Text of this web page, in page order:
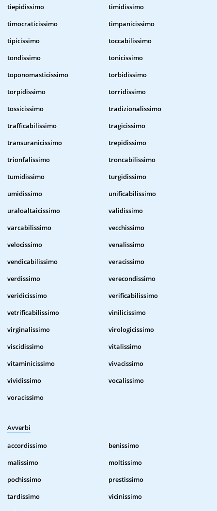
tiepidissimo
timidissimo
timocraticissimo
timpanicissimo
tipicissimo
toccabilissimo
tondissimo
tonicissimo
toponomasticissimo
torbidissimo
torpidissimo
torridissimo
tossicissimo
tradizionalissimo
trafficabilissimo
tragicissimo
transuranicissimo
trepidissimo
trionfalissimo
troncabilissimo
tumidissimo
turgidissimo
umidissimo
unificabilissimo
uraloaltaicissimo
validissimo
varcabilissimo
vecchissimo
velocissimo
venalissimo
vendicabilissimo
veracissimo
verdissimo
verecondissimo
veridicissimo
verificabilissimo
vetrificabilissimo
vinilicissimo
virginalissimo
virologicissimo
viscidissimo
vitalissimo
vitaminicissimo
vivacissimo
vividissimo
vocalissimo
voracissimo
Avverbi
accordissimo
benissimo
malissimo
moltissimo
pochissimo
prestissimo
tardissimo
vicinissimo